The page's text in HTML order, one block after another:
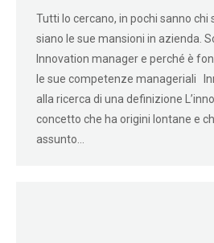
Tutti lo cercano, in pochi sanno chi
siano le sue mansioni in azienda.
Innovation manager e perché è
le sue competenze manageriali
alla ricerca di una definizione
concetto che ha origini lontane e
assunto…